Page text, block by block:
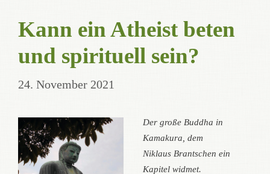
Kann ein Atheist beten
und spirituell sein?
24. November 2021
Der große Buddha in
Kamakura, dem
Niklaus Brantschen ein
Kapitel widmet.